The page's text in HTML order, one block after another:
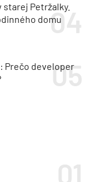
Petržalky.
domu
Prečo developer